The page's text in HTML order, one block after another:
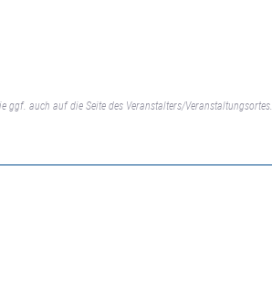
ggf. auch auf die Seite des Veranstalters/Veranstaltungsortes.